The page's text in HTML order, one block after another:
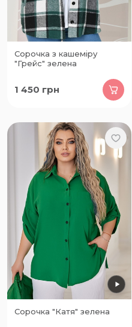
Сорочка з кашеміру
"Грейс" зелена
1 450 грн
Сорочка "Катя" зелена